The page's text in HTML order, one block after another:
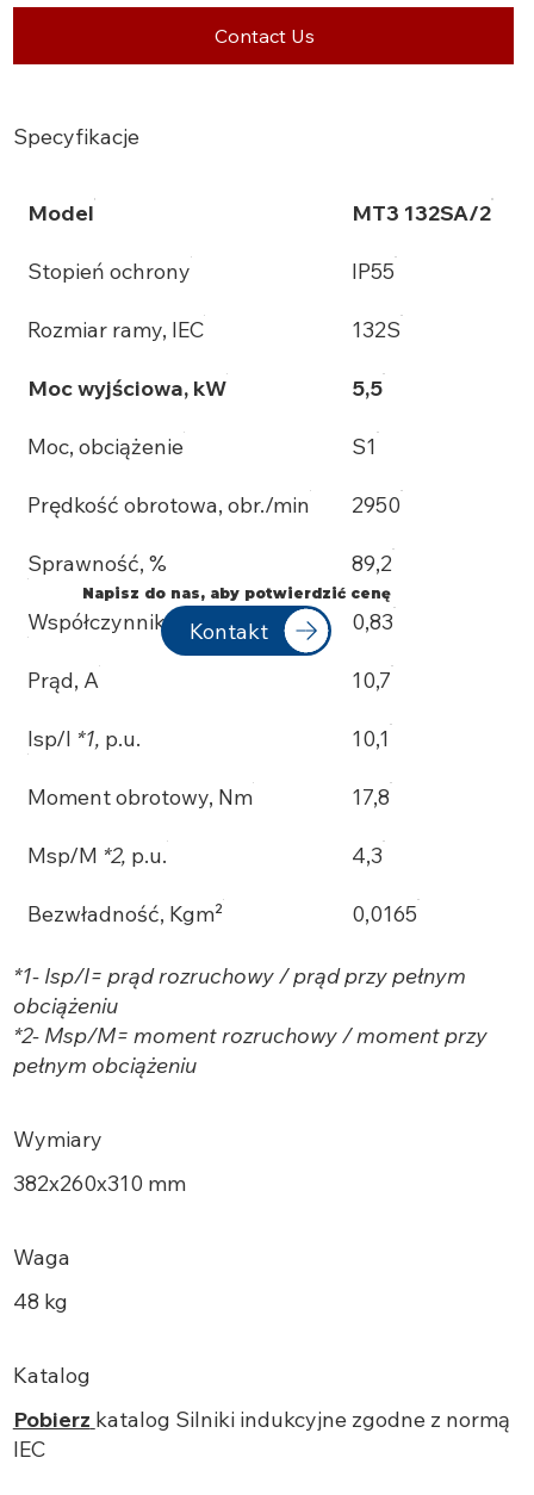
Contact Us
Specyfikacje
Model MT3 132SA/2
Stopień ochrony IP55
Rozmiar ramy, IEC 132S
Moc wyjściowa, kW 5,5
Moc, obciążenie S1
Prędkość obrotowa, obr./min 2950
Sprawność, % 89,2
Współczynnik mocy, p.f. 0,83
Prąd, A 10,7
Isp/I *1, p.u. 10,1
Moment obrotowy, Nm 17,8
Msp/M *2, p.u. 4,3
Bezwładność, Kgm² 0,0165
*1- Isp/I= prąd rozruchowy / prąd przy pełnym
obciążeniu
*2- Msp/M= moment rozruchowy / moment przy
pełnym obciążeniu
Wymiary
382х260x310 mm
Waga
48 kg
Katalog
Pobierz katalog Silniki indukcyjne zgodne z normą
IEC
Napisz do nas, aby potwierdzić cenę
Kontakt